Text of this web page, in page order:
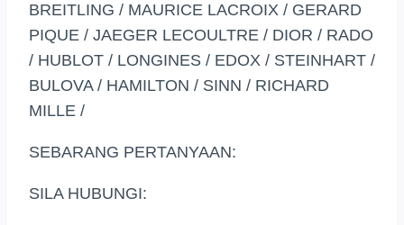
BREITLING / MAURICE LACROIX / GERARD
PIQUE / JAEGER LECOULTRE / DIOR / RADO
/ HUBLOT / LONGINES / EDOX / STEINHART /
BULOVA / HAMILTON / SINN / RICHARD
MILLE /
SEBARANG PERTANYAAN:
SILA HUBUNGI: